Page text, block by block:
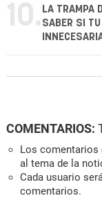
10. LA TRAMPA
SABER SI TU
COMENTARIOS:
Los comentarios
al tema de la
Cada usuario
comentarios.